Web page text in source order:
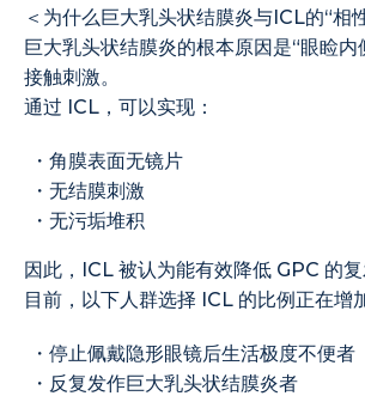
＜为什么巨大乳头状结膜炎与ICL的“相
巨大乳头状结膜炎的根本原因是“眼睑内
接触刺激。
通过 ICL，可以实现：
・角膜表面无镜片
・无结膜刺激
・无污垢堆积
因此，ICL 被认为能有效降低 GPC 的复
目前，以下人群选择 ICL 的比例正在增
・停止佩戴隐形眼镜后生活极度不便者
・反复发作巨大乳头状结膜炎者